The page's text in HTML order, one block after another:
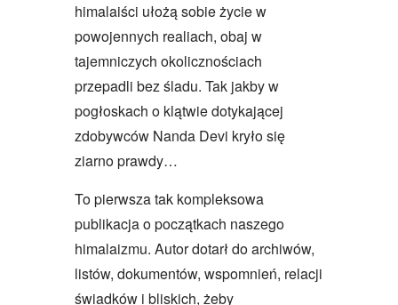
himalaiści ułożą sobie życie w
powojennych realiach, obaj w
tajemniczych okolicznościach
przepadli bez śladu. Tak jakby w
pogłoskach o klątwie dotykającej
zdobywców Nanda Devi kryło się
ziarno prawdy…
To pierwsza tak kompleksowa
publikacja o początkach naszego
himalaizmu. Autor dotarł do archiwów,
listów, dokumentów, wspomnień, relacji
świadków i bliskich, żeby